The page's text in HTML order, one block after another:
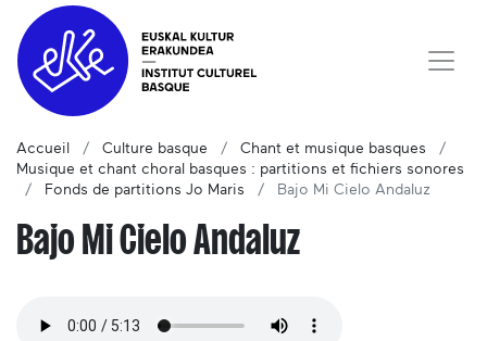
Accueil Culture basque
Chant et musique basques
Musique et chant choral basques : partitions et fichiers sonores
Fonds de partitions Jo Maris
Bajo Mi Cielo Andaluz
Bajo Mi Cielo Andaluz